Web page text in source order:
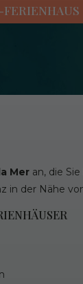
Mer an, die Sie
in der Nähe